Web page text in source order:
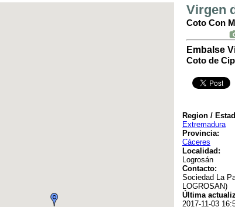
Virgen
Coto Con
Embalse
Coto de
Region /
Extremadura
Provincia:
Cáceres
Localidad:
Logrosán
Contacto:
Sociedad La
LOGROSAN)
Última
2017-11-03